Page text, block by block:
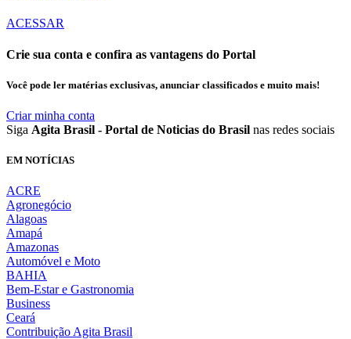
ACESSAR
Crie sua conta e confira as vantagens do Portal
Você pode ler matérias exclusivas, anunciar classificados e muito mais!
Criar minha conta
Siga Agita Brasil - Portal de Noticias do Brasil nas redes sociais
EM NOTÍCIAS
ACRE
Agronegócio
Alagoas
Amapá
Amazonas
Automóvel e Moto
BAHIA
Bem-Estar e Gastronomia
Business
Ceará
Contribuição Agita Brasil